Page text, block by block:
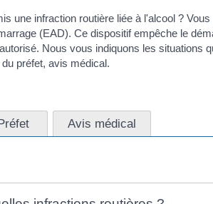
une infraction routière liée à l'alcool ?
(EAD). Ce dispositif empêche le
Nous vous indiquons les situations
préfet, avis médical.
Avis médical